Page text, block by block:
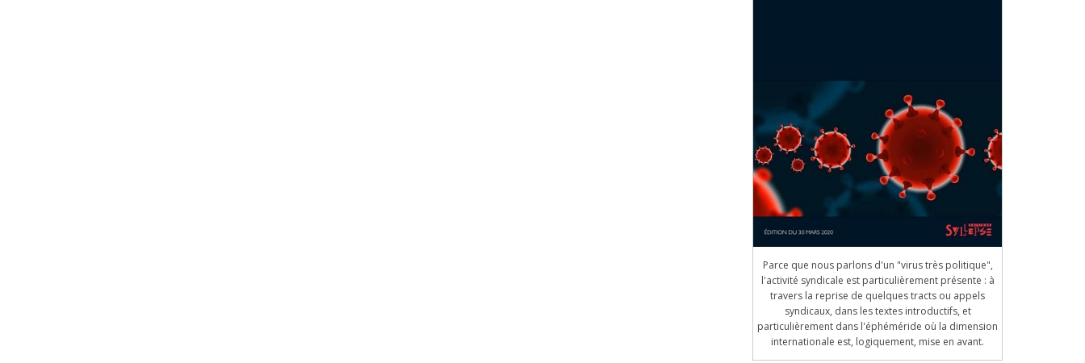
Parce que nous parlons d'un "virus très politique",
l'activité syndicale est particulièrement présente : à
travers la reprise de quelques tracts ou appels
syndicaux, dans les textes introductifs, et
particulièrement dans l'éphéméride où la dimension
internationale est, logiquement, mise en avant.